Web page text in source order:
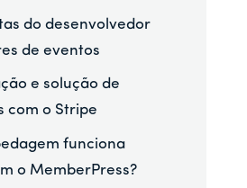
do desenvolvedor
de eventos
e solução de
com o Stripe
funciona
o MemberPress?